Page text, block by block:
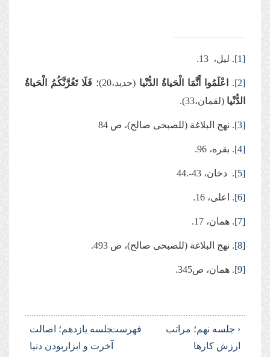
[1]. لیل، 13.
[2]
. اعْلَمُوا أَنَّمَا الْحَیاةُ الدُّنْیا (حدید،20)؛
فَلَا تَغُرَّنَّكُمُ الْحَیاةُ
الدُّنْیا (لقمان،33).
[3]. نهج البلاغة (للصبحی صالح)، ص 84
[4]. بقره، 96.
[5]. دخان، 43-.44
[6]. اعلی، 16.
[7]. همان، 17.
[8]. نهج البلاغة (للصبحی صالح)، ص 493.
[9]. همان، ص345.
‹ جلسه نهم؛ مراتب
ارزش کارها
فهرستجلسه یازدهم؛ اصالت
آخرت و ابزاربودن دنیا